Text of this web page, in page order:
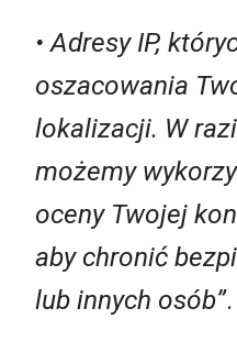
• Adresy IP,
oszacowania
lokalizacji. W
możemy
oceny Twojej
aby chronić
lub innych osób”.